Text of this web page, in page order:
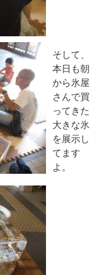
そして、
本日も朝
から氷屋
さんで買
ってきた
大きな氷
を展示し
てます
よ。